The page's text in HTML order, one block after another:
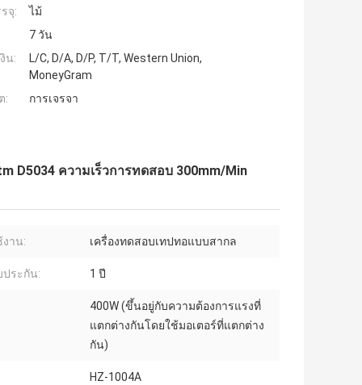
จุ:
ไม้
7 วัน
น:
L/C, D/A, D/P, T/T, Western Union,
MoneyGram
:
การเจรจา
D5034 ความเร็วการทดสอบ 300mm/Min
งาน: เครื่องทดสอบเทปทอแบบสากล
ประกัน: 1 ปี
400W (ขึ้นอยู่กับความต้องการแรงที่
แตกต่างกันโดยใช้มอเตอร์ที่แตกต่าง
กัน)
HZ-1004A